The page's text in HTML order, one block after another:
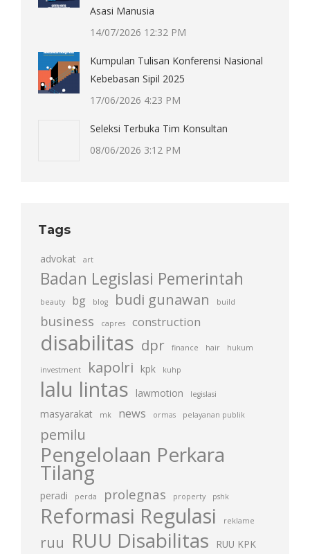
Asasi Manusia
14/07/2026 12:32 PM
Kumpulan Tulisan Konferensi Nasional
Kebebasan Sipil 2025
17/06/2026 4:23 PM
Seleksi Terbuka Tim Konsultan
08/06/2026 3:12 PM
Tags
advokat art
Badan Legislasi Pemerintah
beauty bg blog budi gunawan build
business capres construction
disabilitas dpr finance hair hukum
investment kapolri kpk kuhp
lalu lintas lawmotion legislasi
masyarakat mk news ormas pelayanan publik
pemilu
Pengelolaan Perkara
Tilang
peradi perda prolegnas property pshk
Reformasi Regulasi reklame
ruu RUU Disabilitas RUU KPK